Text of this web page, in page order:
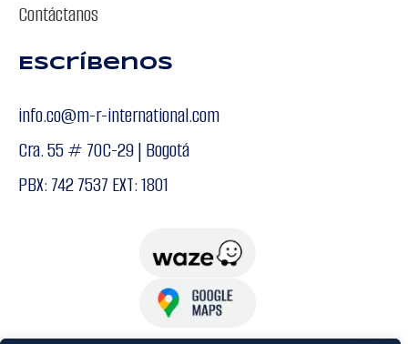
Contáctanos
Escríbenos
info.co@m-r-international.com
Cra. 55 # 70C-29 | Bogotá
PBX: 742 7537 EXT: 1801